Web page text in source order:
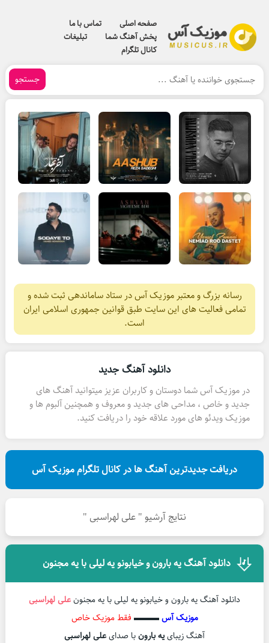
صفحه اصلی
تماس با ما
پخش آهنگ شما
تبلیغات
کانال تلگرام
جستجو
رسانه بزرگ و معتبر موزیک آس در ستاد ساماندهی ثبت شده و
تمامی فعالیت های این سایت طبق قوانین جمهوری اسلامی ایران
است.
دانلود آهنگ جدید
در موزیک آس شما دوستان و کاربران عزیز میتوانید آهنگ های
جدید و خاص ، مداحی های جدید و معروف و همچنین آلبوم ها و
موزیک ویدئو های مورد علاقه خود را دریافت کنید.
دریافت جدیدترین آهنگ ها در کانال تلگرام موزیک آس
نتایج آرشیو " علی لهراسبی "
دانلود آهنگ یه بارون و خیابونو یه لیلی با یه مجنون
دانلود آهنگ یه بارون و خیابونو یه لیلی با یه مجنونعلی لهراسبی
موزیک آس▬▬▬ فقط موزیک خاص
آهنگ زیباییه بارونبا صدایعلی لهراسبی